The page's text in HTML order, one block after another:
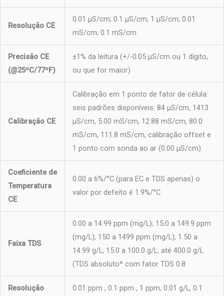
Resolução CE
0.01 μS/cm; 0.1 μS/cm; 1 μS/cm; 0.01
mS/cm; 0.1 mS/cm
Precisão CE
(@25ºC/77ºF)
±1% da leitura (+/-0.05 μS/cm ou 1 dígito,
ou que for maior)
Calibração CE
Calibração em 1 ponto de fator de célula:
seis padrões disponíveis: 84 μS/cm, 1413
μS/cm, 5.00 mS/cm, 12.88 mS/cm, 80.0
mS/cm, 111.8 mS/cm, calibração offset e
1 ponto com sonda ao ar (0.00 μS/cm)
Coeficiente de
Temperatura
CE
0.00 a 6%/°C (para EC e TDS apenas) o
valor por defeito é 1.9%/°C
Faixa TDS
0.00 a 14.99 ppm (mg/L); 15.0 a 149.9 ppm
(mg/L); 150 a 1499 ppm (mg/L); 1.50 a
14.99 g/L; 15.0 a 100.0 g/L; até 400.0 g/L
(TDS absoluto* com fator TDS 0.8
Resolução
0.01 ppm , 0.1 ppm , 1 ppm, 0.01 g/L, 0.1